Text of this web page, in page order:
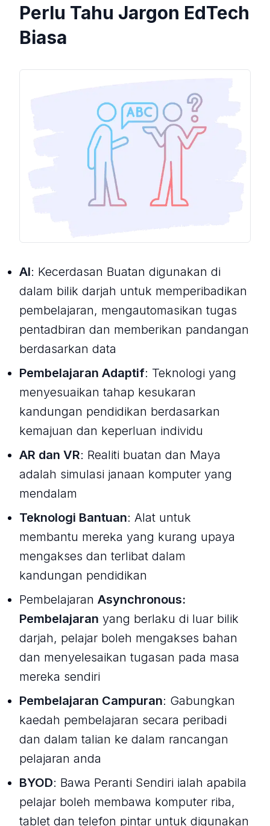
Perlu Tahu Jargon EdTech
Biasa
AI: Kecerdasan Buatan digunakan di
dalam bilik darjah untuk memperibadikan
pembelajaran, mengautomasikan tugas
pentadbiran dan memberikan pandangan
berdasarkan data
Pembelajaran Adaptif: Teknologi yang
menyesuaikan tahap kesukaran
kandungan pendidikan berdasarkan
kemajuan dan keperluan individu
AR dan VR: Realiti buatan dan Maya
adalah simulasi janaan komputer yang
mendalam
Teknologi Bantuan: Alat untuk
membantu mereka yang kurang upaya
mengakses dan terlibat dalam
kandungan pendidikan
Pembelajaran Asynchronous:
Pembelajaran yang berlaku di luar bilik
darjah, pelajar boleh mengakses bahan
dan menyelesaikan tugasan pada masa
mereka sendiri
Pembelajaran Campuran: Gabungkan
kaedah pembelajaran secara peribadi
dan dalam talian ke dalam rancangan
pelajaran anda
BYOD: Bawa Peranti Sendiri ialah apabila
pelajar boleh membawa komputer riba,
tablet dan telefon pintar untuk digunakan